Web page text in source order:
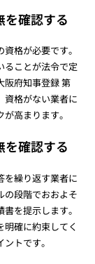
を確認する
格が必要です。
ることが法令で定
阪府知事登録 第
資格がない業者に
高まります。
を確認する
を繰り返す業者に
の段階でおおよそ
を提示します。
確に約束してく
トです。